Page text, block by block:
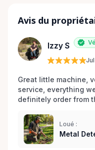
Avis du
Izzy S
Great little machine,
service, everything
definitely order from
Loué :
Metal